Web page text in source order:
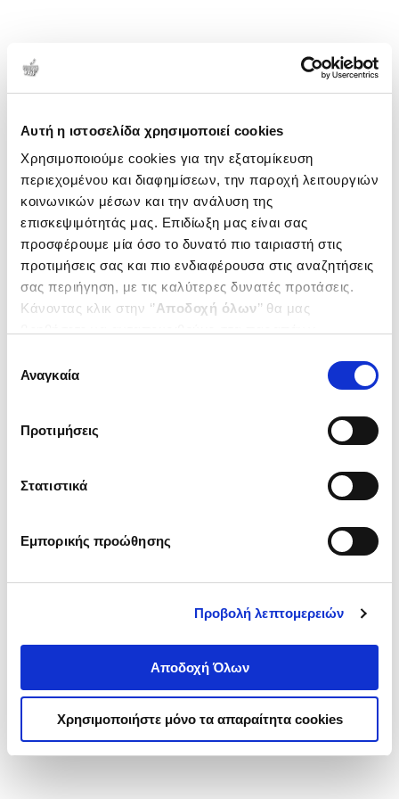
Αυτή η ιστοσελίδα χρησιμοποιεί cookies
Χρησιμοποιούμε cookies για την εξατομίκευση
περιεχομένου και διαφημίσεων, την παροχή λειτουργιών
κοινωνικών μέσων και την ανάλυση της
επισκεψιμότητάς μας. Επιδίωξη μας είναι σας
προσφέρουμε μία όσο το δυνατό πιο ταιριαστή στις
προτιμήσεις σας και πιο ενδιαφέρουσα στις αναζητήσεις
σας περιήγηση, με τις καλύτερες δυνατές προτάσεις.
Κάνοντας κλικ στην ‘’Αποδοχή όλων’’ θα μας
ενδιαφέρουν και να επιλέξετε από τα παρακάτω με την
΄΄και να ενημερωθείτε σχετικά με
συγκατάθεσης
Αναγκαία
Προτιμήσεις
Στατιστικά
Εμπορικής προώθησης
Προβολή λεπτομερειών
Αποδοχή Όλων
Χρησιμοποιήστε μόνο τα απαραίτητα cookies